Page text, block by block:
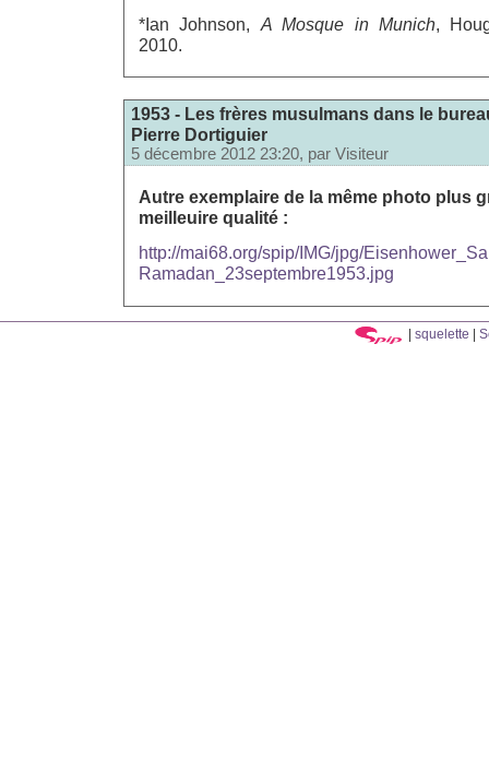
*Ian Johnson, A Mosque in Munich ,
2010.
1953 - Les frères musulmans dans le
Pierre Dortiguier
5 décembre 2012 23:20, par Visiteur
Autre exemplaire de la même photo plus
meilleuire qualité :
http://mai68.org/spip/IMG/jpg/
Ramadan_23septembre1953.jpg
squelette